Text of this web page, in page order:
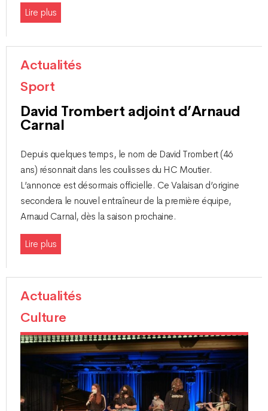
Lire plus
Actualités
Sport
David Trombert adjoint d’Arnaud
Carnal
Depuis quelques temps, le nom de David Trombert (46
ans) résonnait dans les coulisses du HC Moutier.
L’annonce est désormais officielle. Ce Valaisan d’origine
secondera le nouvel entraîneur de la première équipe,
Arnaud Carnal, dès la saison prochaine.
Lire plus
Actualités
Culture